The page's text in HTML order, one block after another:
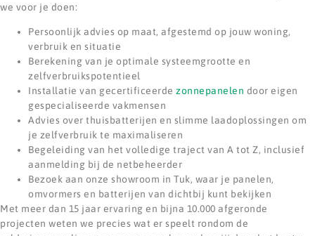
we voor je doen:
Persoonlijk advies op maat, afgestemd op jouw woning,
verbruik en situatie
Berekening van je optimale systeemgrootte en
zelfverbruikspotentieel
Installatie van gecertificeerde zonnepanelen door eigen
gespecialiseerde vakmensen
Advies over thuisbatterijen en slimme laadoplossingen om
je zelfverbruik te maximaliseren
Begeleiding van het volledige traject van A tot Z, inclusief
aanmelding bij de netbeheerder
Bezoek aan onze showroom in Tuk, waar je panelen,
omvormers en batterijen van dichtbij kunt bekijken
Met meer dan 15 jaar ervaring en bijna 10.000 afgeronde
projecten weten we precies wat er speelt rondom de